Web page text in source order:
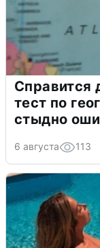
Справится
тест по
стыдно
6 августа 113